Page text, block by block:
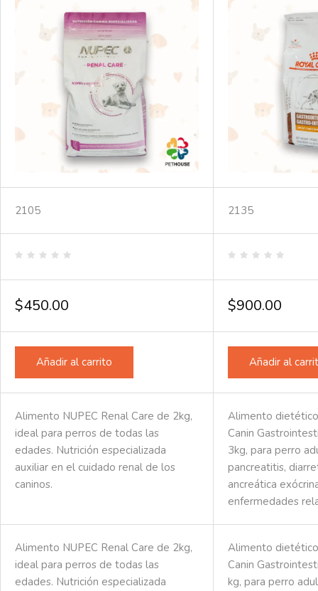
2105 2135
en
de
5
en
de
5
$450.00 $900.00
Añadir al carrito Añadir al
Alimento NUPEC Renal Care de 2kg,
ideal para perros de todas las
edades. Nutrición especializada
auxiliar en el cuidado renal de los
caninos.
Alimento
Canin
3kg, para perro
pancreatitis,
ancreática
enfermedades
Alimento NUPEC Renal Care de 2kg,
ideal para perros de todas las
edades. Nutrición especializada
Alimento
Canin
kg, para perro